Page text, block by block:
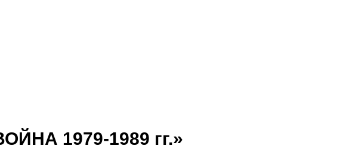
1979-1989 гг.»